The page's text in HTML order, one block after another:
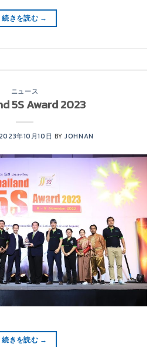
続きを読む →
ニュース
5S Award 2023
2023年10月10日 BYJOHNAN
続きを読む →